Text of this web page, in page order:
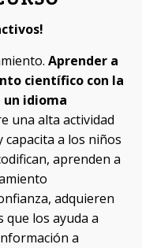
Aprender a
científico con la
idioma
una alta actividad
a los niños
aprenden a
adquieren
los ayuda a
a